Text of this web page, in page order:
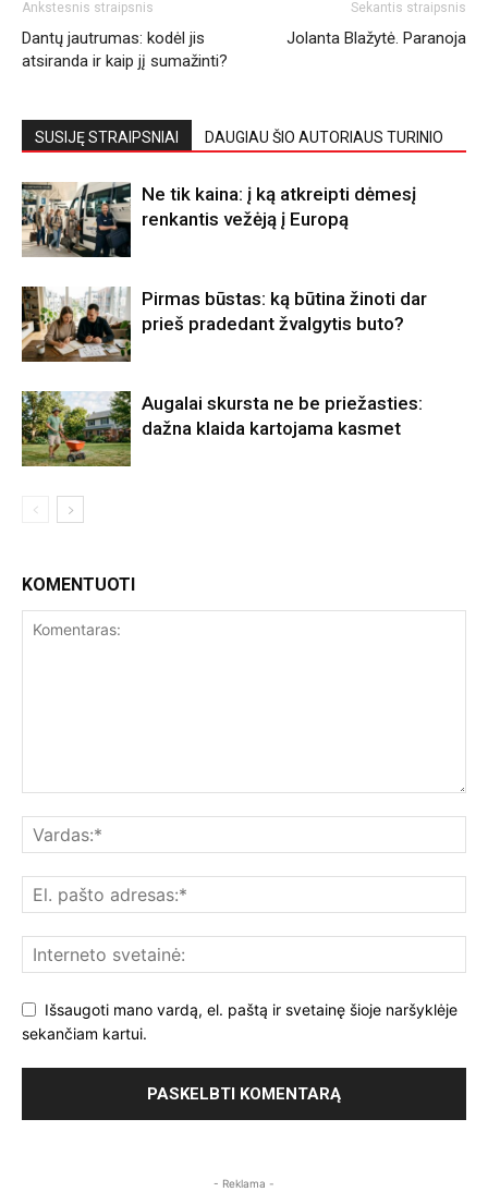
Ankstesnis straipsnis
Dantų jautrumas: kodėl jis
atsiranda ir kaip jį sumažinti?
Sekantis straipsnis
Jolanta Blažytė. Paranoja
SUSIJĘ STRAIPSNIAI DAUGIAU ŠIO AUTORIAUS TURINIO
Ne tik kaina: į ką atkreipti dėmesį
renkantis vežėją į Europą
Pirmas būstas: ką būtina žinoti dar
prieš pradedant žvalgytis buto?
Augalai skursta ne be priežasties:
dažna klaida kartojama kasmet
KOMENTUOTI
Išsaugoti mano vardą, el. paštą ir svetainę šioje naršyklėje
sekančiam kartui.
- Reklama -